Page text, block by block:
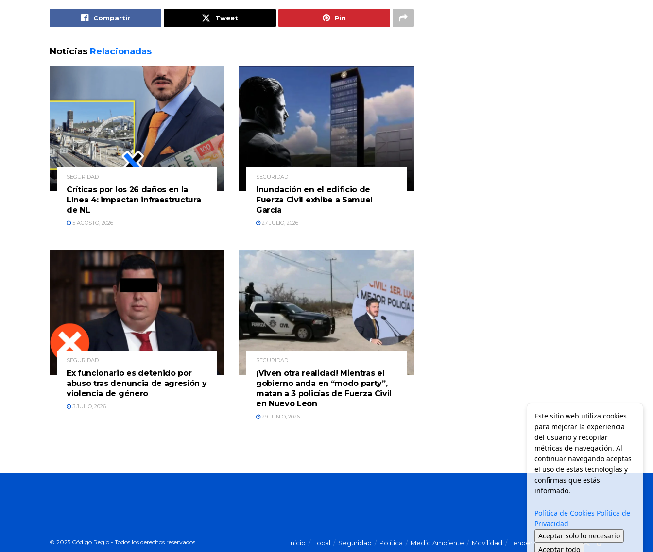
Compartir Tweet Pin
Noticias Relacionadas
SEGURIDAD
Críticas por los 26 daños en la
Línea 4: impactan infraestructura
de NL
5 AGOSTO, 2026
SEGURIDAD
Inundación en el edificio de
Fuerza Civil exhibe a Samuel
García
27 JULIO, 2026
SEGURIDAD
Ex funcionario es detenido por
abuso tras denuncia de agresión y
violencia de género
3 JULIO, 2026
SEGURIDAD
¡Viven otra realidad! Mientras el
gobierno anda en “modo party”,
matan a 3 policías de Fuerza Civil
en Nuevo León
29 JUNIO, 2026
Inicio Local Seguridad Política Medio Ambiente Movilidad Tendencias
© 2025 Código Regio - Todos los derechos reservados.
Este sitio web utiliza cookies
para mejorar la experiencia
del usuario y recopilar
métricas de navegación. Al
continuar navegando aceptas
el uso de estas tecnologías y
confirmas que estás
informado.
Política de Cookies Política de
Privacidad
Aceptar solo lo necesario
Aceptar todo